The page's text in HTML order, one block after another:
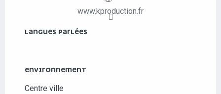
www.kproduction.fr
LANGUES PARLÉES
LANGUES PARLÉES
ENVIRONNEMENT
ENVIRONNEMENT
Centre ville